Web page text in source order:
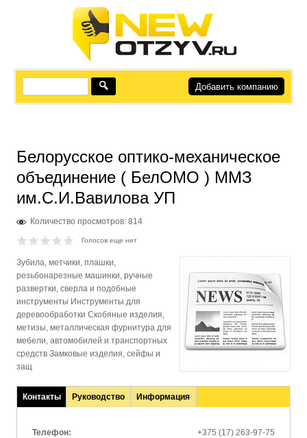
Добавить компанию
Белорусское оптико-механическое
объединение ( БелОМО ) ММЗ
им.С.И.Вавилова УП
Количество просмотров: 814
Голосов еще нет
Зубила, метчики, плашки,
резьбонарезные машинки, ручные
развертки, сверла и подобные
инструменты Инструменты для
деревообработки Скобяные изделия,
метизы, металлическая фурнитура для
мебели, автомобилей и транспортных
средств Замковые изделия, сейфы и
защ
Контакты
(активная
Руководство Информация
Телефон:
+375 (17) 263-97-75